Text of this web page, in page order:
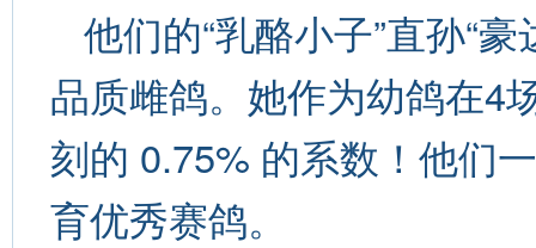
他们的“乳酪小子”直孙“
品质雌鸽。她作为幼鸽在4
刻的 0.75% 的系数！他们
育优秀赛鸽。